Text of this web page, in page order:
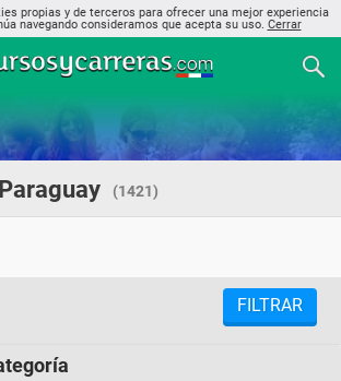
propias y de terceros para ofrecer una mejor experiencia
navegando consideramos que acepta su uso. Cerrar
(1421)
FILTRAR